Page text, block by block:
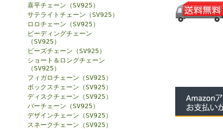
喜平チェーン（SV925）
サテライトチェーン（SV925）
ロロチェーン（SV925）
ビーディングチェーン
（SV925）
ビーズチェーン（SV925）
ショート＆ロングチェーン
（SV925）
フィガロチェーン（SV925）
ボックスチェーン（SV925）
ディスクチェーン（SV925）
バーチェーン（SV925）
デザインチェーン（SV925）
スネークチェーン（SV925）